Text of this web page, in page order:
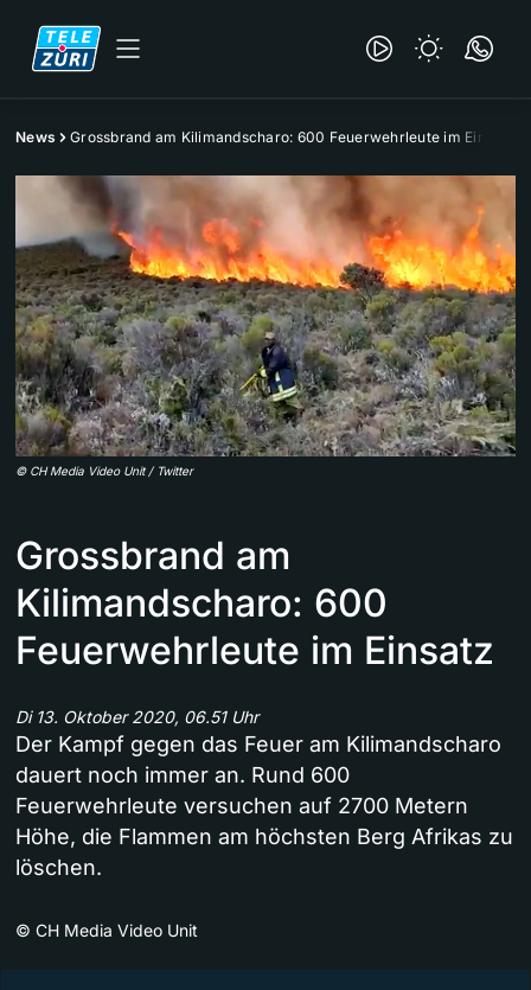
News Grossbrand am Kilimandscharo: 600 Feuerwehrleute im Einsatz
© CH Media Video Unit / Twitter
Grossbrand am
Kilimandscharo: 600
Feuerwehrleute im Einsatz
Di 13. Oktober 2020, 06.51 Uhr
Der Kampf gegen das Feuer am Kilimandscharo
dauert noch immer an. Rund 600
Feuerwehrleute versuchen auf 2700 Metern
Höhe, die Flammen am höchsten Berg Afrikas zu
löschen.
© CH Media Video Unit